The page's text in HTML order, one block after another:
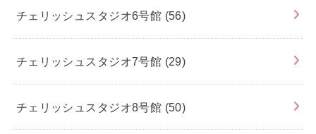
チェリッシュスタジオ6号館 (56)
チェリッシュスタジオ7号館 (29)
チェリッシュスタジオ8号館 (50)